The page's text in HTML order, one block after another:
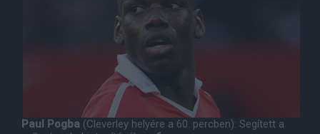
Paul Pogba (Cleverley helyére a 60. percben): Segített a